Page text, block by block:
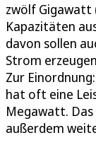
zwölf Gigawatt
Kapazitäten
davon sollen
Strom
Zur
hat oft eine
Megawatt.
außerdem